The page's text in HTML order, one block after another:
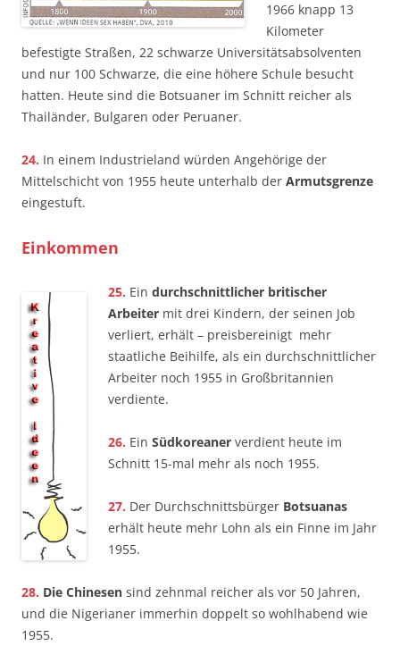
1966 knapp 13
Kilometer
befestigte Straßen, 22 schwarze Universitätsabsolventen
und nur 100 Schwarze, die eine höhere Schule besucht
hatten. Heute sind die Botsuaner im Schnitt reicher als
Thailänder, Bulgaren oder Peruaner.
24. In einem Industrieland würden Angehörige der
Mittelschicht von 1955 heute unterhalb der Armutsgrenze
eingestuft.
Einkommen
25. Ein durchschnittlicher britischer
Arbeiter mit drei Kindern, der seinen Job
verliert, erhält – preisbereinigt ­ mehr
staatliche Beihilfe, als ein durchschnittlicher
Arbeiter noch 1955 in Großbritannien
verdiente.
26. Ein Südkoreaner verdient heute im
Schnitt 15-mal mehr als noch 1955.
27. Der Durchschnittsbürger Botsuanas
erhält heute mehr Lohn als ein Finne im Jahr
1955.
28. Die Chinesen sind zehnmal reicher als vor 50 Jahren,
und die Nigerianer immerhin doppelt so wohlhabend wie
1955.